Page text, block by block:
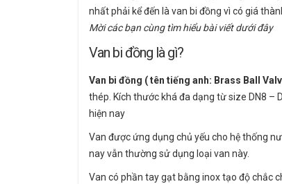
nhất phải kể đến là van bi đồng vì có giá
Mời các bạn cùng tìm hiểu bài viết dưới đây
Van bi đồng là gì?
Van bi đồng ( tên tiếng anh: Brass Ball
thép. Kích thước khá đa dạng từ size DN8 –
hiện nay
Van được ứng dụng chủ yếu cho hệ thống
nay vẫn thường sử dụng loại van này.
Van có phần tay gạt bằng inox tạo độ chắc